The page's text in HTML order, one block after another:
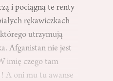
i pociągną te renty
rękawiczkach
utrzymują
Afganistan nie jest
imię czego tam
A oni mu tu awanse